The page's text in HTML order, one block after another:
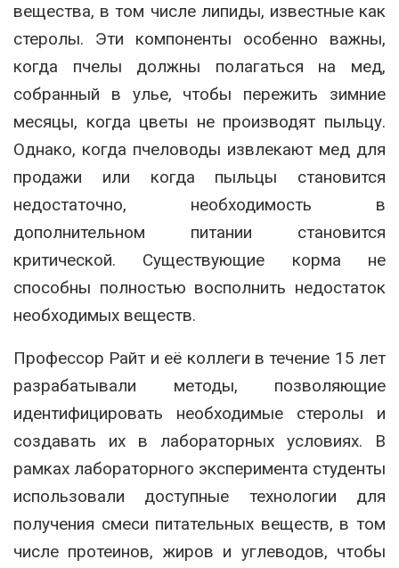
вещества, в том числе липиды, известные как
стеролы. Эти компоненты особенно важны,
когда пчелы должны полагаться на мед,
собранный в улье, чтобы пережить зимние
месяцы, когда цветы не производят пыльцу.
Однако, когда пчеловоды извлекают мед для
продажи или когда пыльцы становится
недостаточно, необходимость в
дополнительном питании становится
критической. Существующие корма не
способны полностью восполнить недостаток
необходимых веществ.
Профессор Райт и её коллеги в течение 15 лет
разрабатывали методы, позволяющие
идентифицировать необходимые стеролы и
создавать их в лабораторных условиях. В
рамках лабораторного эксперимента студенты
использовали доступные технологии для
получения смеси питательных веществ, в том
числе протеинов, жиров и углеводов, чтобы